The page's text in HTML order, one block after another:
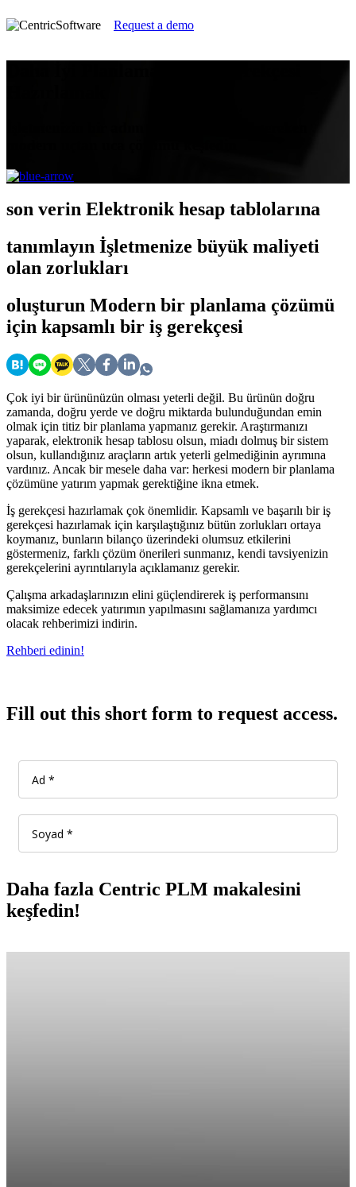
Request a demo
son verin Elektronik hesap tablolarına
tanımlayın İşletmenize büyük maliyeti
olan zorlukları
oluşturun Modern bir planlama çözümü
için kapsamlı bir iş gerekçesi
Çok iyi bir ürününüzün olması yeterli değil. Bu ürünün doğru
zamanda, doğru yerde ve doğru miktarda bulunduğundan emin
olmak için titiz bir planlama yapmanız gerekir. Araştırmanızı
yaparak, elektronik hesap tablosu olsun, miadı dolmuş bir sistem
olsun, kullandığınız araçların artık yeterli gelmediğinin ayrımına
vardınız. Ancak bir mesele daha var: herkesi modern bir planlama
çözümüne yatırım yapmak gerektiğine ikna etmek.
İş gerekçesi hazırlamak çok önemlidir. Kapsamlı ve başarılı bir iş
gerekçesi hazırlamak için karşılaştığınız bütün zorlukları ortaya
koymanız, bunların bilanço üzerindeki olumsuz etkilerini
göstermeniz, farklı çözüm önerileri sunmanız, kendi tavsiyenizin
gerekçelerini ayrıntılarıyla açıklamanız gerekir.
Çalışma arkadaşlarınızın elini güçlendirerek iş performansını
maksimize edecek yatırımın yapılmasını sağlamanıza yardımcı
olacak rehberimizi indirin.
Rehberi edinin!
Fill out this short form to request access.
Daha fazla Centric PLM makalesini
keşfedin!